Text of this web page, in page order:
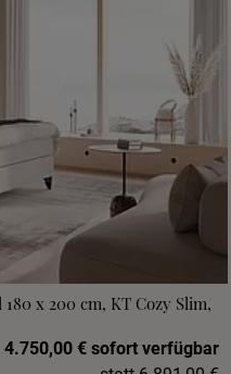
x 200 cm, KT Cozy Slim,
4.750,00 € sofort verfügbar